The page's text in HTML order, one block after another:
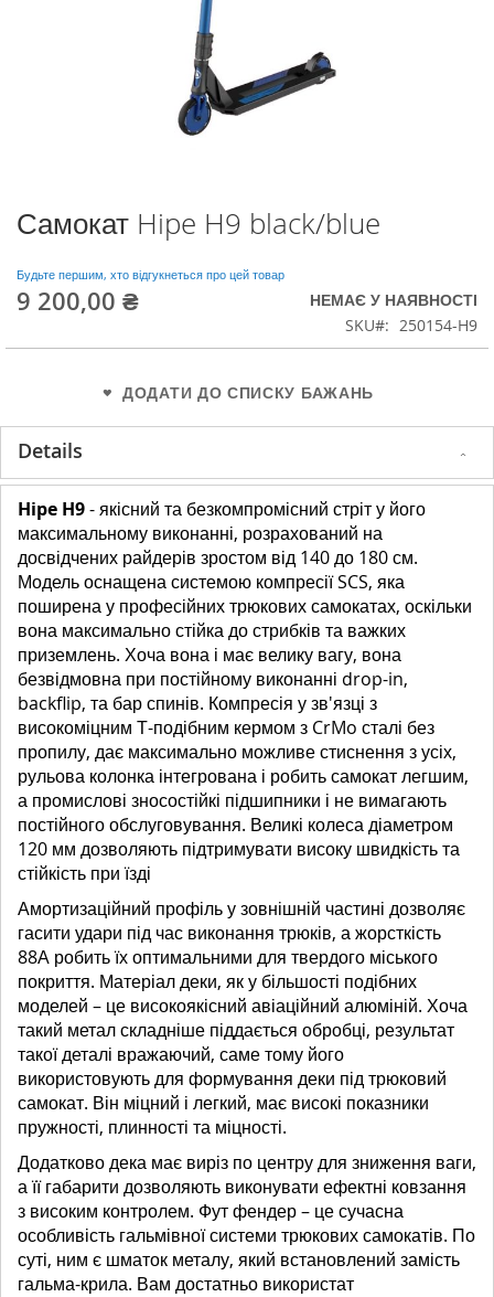
Перейти
до
галереї
зображень
Самокат Hipe H9 black/blue
Будьте першим, хто відгукнеться про цей товар
9 200,00 ₴
НЕМАЄ У НАЯВНОСТІ
SKU
250154-H9
ДОДАТИ ДО СПИСКУ БАЖАНЬ
Details
Hipe H9- якісний та безкомпромісний стріт у його
максимальному виконанні, розрахований на
досвідчених райдерів зростом від 140 до 180 см.
Модель оснащена системою компресії SCS, яка
поширена у професійних трюкових самокатах, оскільки
вона максимально стійка до стрибків та важких
приземлень. Хоча вона і має велику вагу, вона
безвідмовна при постійному виконанні drop-in,
backflip, та бар спинів. Компресія у зв'язці з
високоміцним Т-подібним кермом з CrMo сталі без
пропилу, дає максимально можливе стиснення з усіх,
рульова колонка інтегрована і робить самокат легшим,
а промислові зносостійкі підшипники і не вимагають
постійного обслуговування. Великі колеса діаметром
120 мм дозволяють підтримувати високу швидкість та
стійкість при їзді
Амортизаційний профіль у зовнішній частині дозволяє
гасити удари під час виконання трюків, а жорсткість
88А робить їх оптимальними для твердого міського
покриття. Матеріал деки, як у більшості подібних
моделей – це високоякісний авіаційний алюміній. Хоча
такий метал складніше піддається обробці, результат
такої деталі вражаючий, саме тому його
використовують для формування деки під трюковий
самокат. Він міцний і легкий, має високі показники
пружності, плинності та міцності.
Додатково дека має виріз по центру для зниження ваги,
а її габарити дозволяють виконувати ефектні ковзання
з високим контролем. Фут фендер – це сучасна
особливість гальмівної системи трюкових самокатів. По
суті, ним є шматок металу, який встановлений замість
гальма-крила. Вам достатньо використат